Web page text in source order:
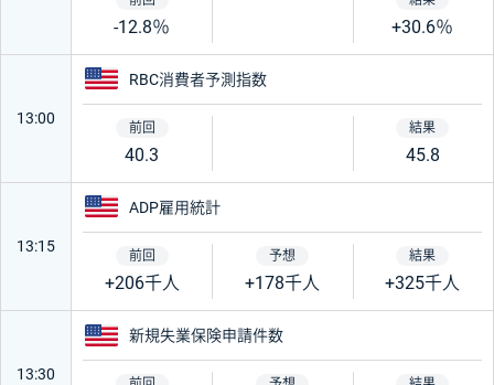
-12.8％ +30.6％
13:00
アメリカ
RBC消費者予測指数
40.3 45.8
13:15
アメリカ
ADP雇用統計
+206千人 +178千人 +325千人
13:30
アメリカ
新規失業保険申請件数